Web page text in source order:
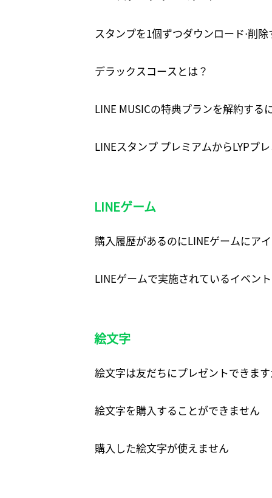
スタンプを1個ずつダウンロード⋅削
デラックスコースとは？
LINE MUSICの特典プランを解約する
LINEスタンプ プレミアムからLYPプ
LINEゲーム
購入履歴があるのにLINEゲームにア
LINEゲームで実施されているイベン
絵文字
絵文字は友だちにプレゼントできま
絵文字を購入することができません
購入した絵文字が使えません